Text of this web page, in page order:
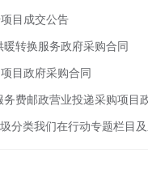
目成交公告
转换服务政府采购合同
目政府采购合同
费邮政营业投递采购项目